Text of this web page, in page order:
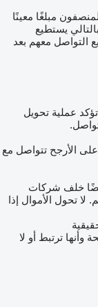
مبلغًا معينًا
يستطيع
التواصل معهم بعد
عملية تحويل
على الأرجح تتواصل مع
خلف شركات
تحول الأموال إذا
وأنها ترتبط أو لا